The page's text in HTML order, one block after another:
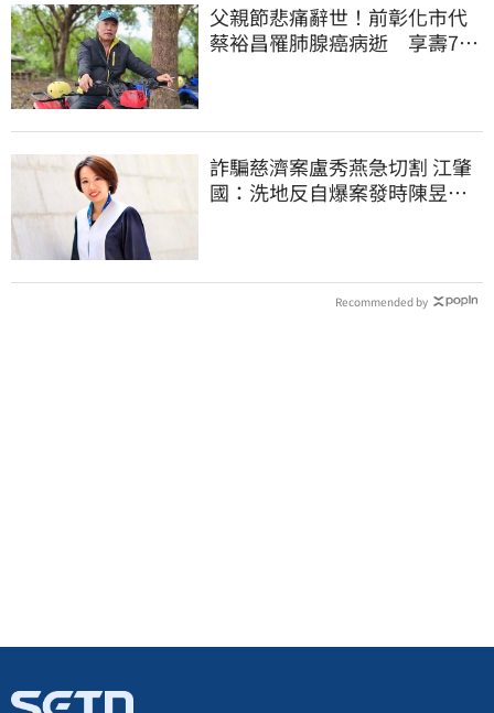
父親節悲痛辭世！前彰化市代
蔡裕昌罹肺腺癌病逝 享壽71
詐騙慈濟案盧秀燕急切割 江肇
國：洗地反自爆案發時陳昱瑄
Recommended by